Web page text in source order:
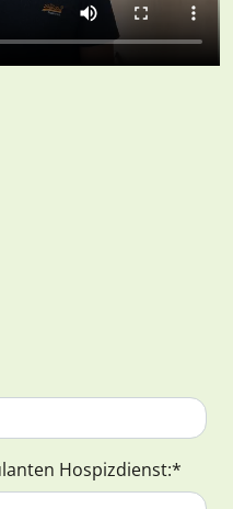
Hospizdienst:*